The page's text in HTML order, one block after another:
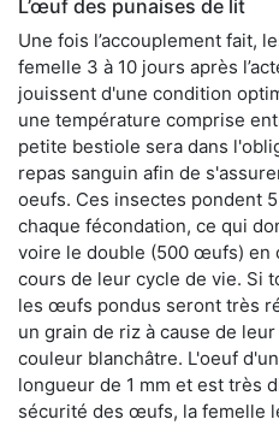
L’œuf des punaises de lit
Une fois l’accouplement fait,
femelle 3 à 10 jours après
jouissent d'une condition
une température comprise
petite bestiole sera dans
repas sanguin afin de
oeufs. Ces insectes pondent
chaque fécondation, ce qui
voire le double (500 œufs) en
cours de leur cycle de vie. Si
les œufs pondus seront très
un grain de riz à cause de
couleur blanchâtre. L'oeuf
longueur de 1 mm et est très
sécurité des œufs, la femelle